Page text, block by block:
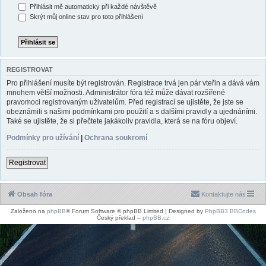
Přihlásit mě automaticky při každé návštěvě
Skrýt můj online stav pro toto přihlášení
REGISTROVAT
Pro přihlášení musíte být registrován. Registrace trvá jen pár vteřin a dává vám
mnohem větší možnosti. Administrátor fóra též může dávat rozšířené
pravomoci registrovaným uživatelům. Před registrací se ujistěte, že jste se
obeznámili s našimi podmínkami pro použití a s dalšími pravidly a ujednáními.
Také se ujistěte, že si přečtete jakákoliv pravidla, která se na fóru objeví.
Podmínky pro užívání
Ochrana soukromí
Registrovat
Obsah fóra Kontaktujte nás
Založeno na phpBB® Forum Software © phpBB Limited | Designed by PhpBB3 BBCodes
Český překlad – phpBB.cz